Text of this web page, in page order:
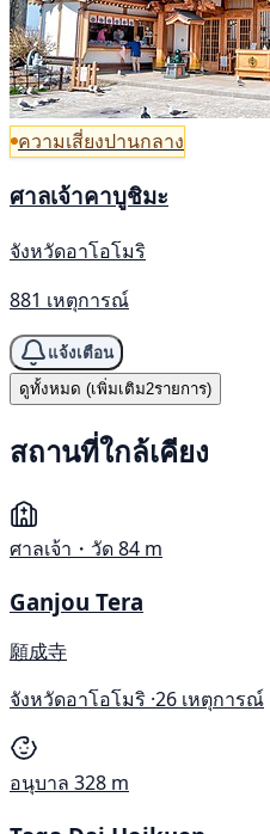
ความเสี่ยงปานกลาง
ศาลเจ้าคาบูชิมะ
จังหวัดอาโอโมริ
881 เหตุการณ์
แจ้งเตือน
ดูทั้งหมด (เพิ่มเติม2รายการ)
สถานที่ใกล้เคียง
ศาลเจ้า・วัด84 m
Ganjou Tera
願成寺
จังหวัดอาโอโมริ ·26 เหตุการณ์
อนุบาล 328 m